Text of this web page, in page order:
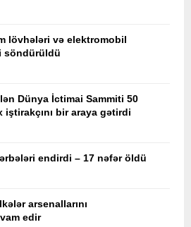
lövhələri və elektromobil
söndürüldü
Dünya İctimai Sammiti 50
bir araya gətirdi
endirdi – 17 nəfər öldü
arsenallarını
edir